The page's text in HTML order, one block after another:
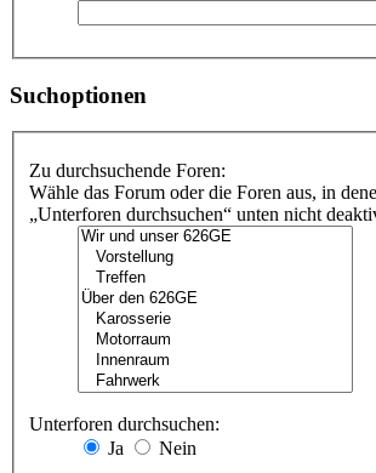
Suchoptionen
Zu durchsuchende Foren:
Wähle das Forum oder die Foren aus, in
„Unterforen durchsuchen“ unten nicht
Unterforen durchsuchen:
Ja
Nein